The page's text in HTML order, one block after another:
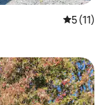
prosječna
5 (11)